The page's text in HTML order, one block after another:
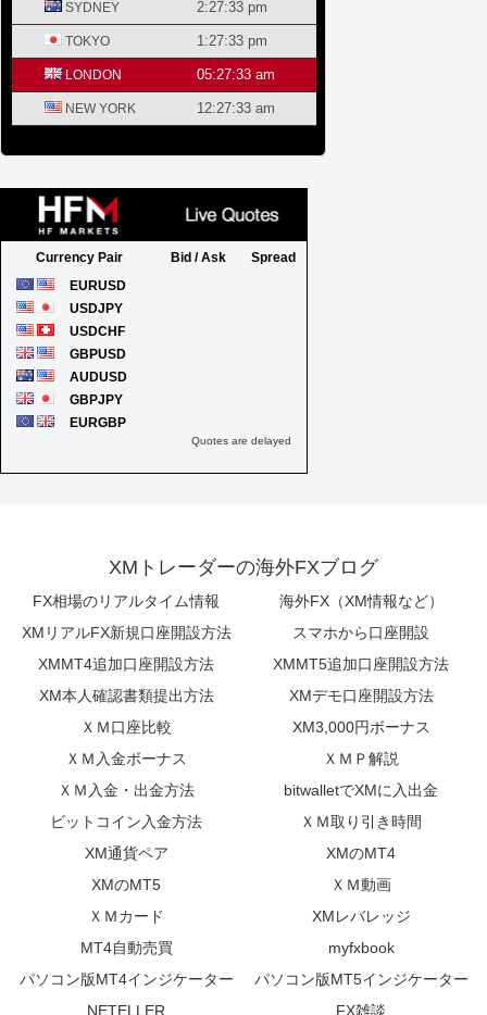
XMトレーダーの海外FXブログ
FX相場のリアルタイム情報
海外FX（XM情報など）
XMリアルFX新規口座開設方法
スマホから口座開設
XMMT4追加口座開設方法
XMMT5追加口座開設方法
XM本人確認書類提出方法
XMデモ口座開設方法
ＸＭ口座比較
XM3,000円ボーナス
ＸＭ入金ボーナス
ＸＭＰ解説
ＸＭ入金・出金方法
bitwalletでXMに入出金
ビットコイン入金方法
ＸＭ取り引き時間
XM通貨ペア
XMのMT4
XMのMT5
ＸＭ動画
ＸＭカード
XMレバレッジ
MT4自動売買
myfxbook
パソコン版MT4インジケーター
パソコン版MT5インジケーター
NETELLER
FX雑談